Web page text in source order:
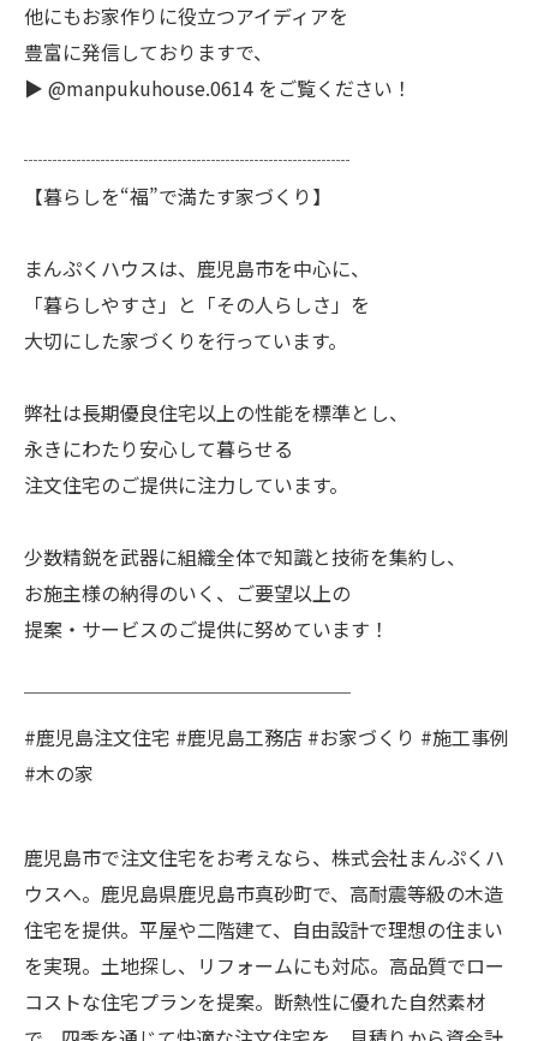
他にもお家作りに役立つアイディアを
豊富に発信しておりますで、
▶︎ @manpukuhouse.0614 をご覧ください！
┈┈┈┈┈┈┈┈┈┈┈┈┈┈┈┈┈
【暮らしを“福”で満たす家づくり】
まんぷくハウスは、鹿児島市を中心に、
「暮らしやすさ」と「その人らしさ」を
大切にした家づくりを行っています。
弊社は長期優良住宅以上の性能を標準とし、
永きにわたり安心して暮らせる
注文住宅のご提供に注力しています。
少数精鋭を武器に組織全体で知識と技術を集約し、
お施主様の納得のいく、ご要望以上の
提案・サービスのご提供に努めています！
￣￣￣￣￣￣￣￣￣￣￣￣￣￣￣￣￣
#鹿児島注文住宅 #鹿児島工務店 #お家づくり #施工事例
#木の家
鹿児島市で注文住宅をお考えなら、株式会社まんぷくハ
ウスへ。鹿児島県鹿児島市真砂町で、高耐震等級の木造
住宅を提供。平屋や二階建て、自由設計で理想の住まい
を実現。土地探し、リフォームにも対応。高品質でロー
コストな住宅プランを提案。断熱性に優れた自然素材